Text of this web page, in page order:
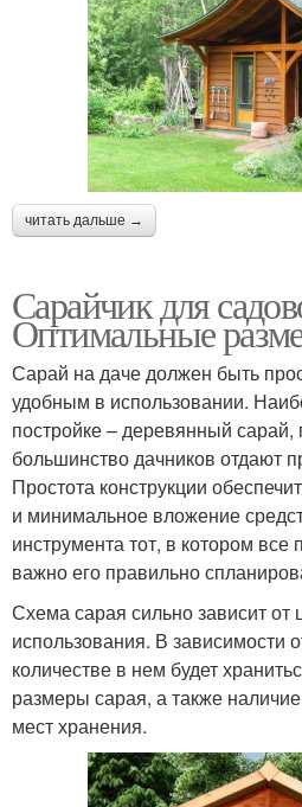
читать дальше →
Сарайчик для
Оптимальные
Сарай на даче должен быть
удобным в использовании.
постройке – деревянный сарай,
большинство дачников отдают
Простота конструкции
и минимальное вложение
инструмента тот, в котором все
важно его правильно
Схема сарая сильно зависит от
использования. В зависимости
количестве в нем будет
размеры сарая, а также
мест хранения.